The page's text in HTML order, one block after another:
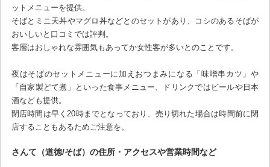
ットメニューを提供。
そばとミニ天丼やマグロ丼などとのセットがあり、コシのあるそばが
おいしいと口コミでは評判。
客層はおしゃれな雰囲気もあってか女性客が多いとのことです。
夜はそばのセットメニューに加えおつまみになる「味噌串カツ」や
「自家製どて煮」といった食事メニュー、ドリンクではビールや日本
酒なども提供。
閉店時間は早く20時までとなっており、売り切れた場合は時間前に閉
店することもあるためご注意を。
さんて（道徳/そば）の住所・アクセスや営業時間など